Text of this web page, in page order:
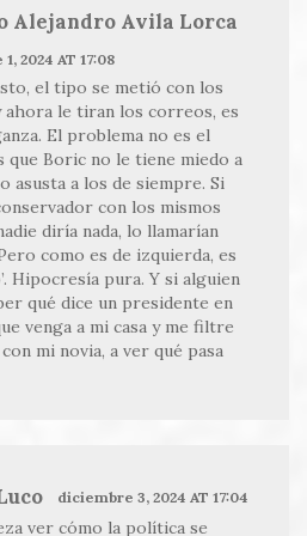
Alejandro Avila Lorca
2024 AT 17:08
el tipo se metió con los
ahora le tiran los correos, es
El problema no es el
que Boric no le tiene miedo a
asusta a los de siempre. Si
con los mismos
diría nada, lo llamarían
Pero como es de izquierda, es
Hipocresía pura. Y si alguien
qué dice un presidente en
venga a mi casa y me filtre
mi novia, a ver qué pasa
diciembre 3, 2024 AT 17:04
ver cómo la política se